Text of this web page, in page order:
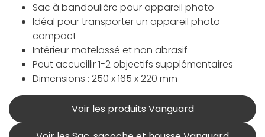
Sac à bandoulière pour appareil photo
Idéal pour transporter un appareil photo
compact
Intérieur matelassé et non abrasif
Peut accueillir 1-2 objectifs supplémentaires
Dimensions : 250 x 165 x 220 mm
Voir les produits Vanguard